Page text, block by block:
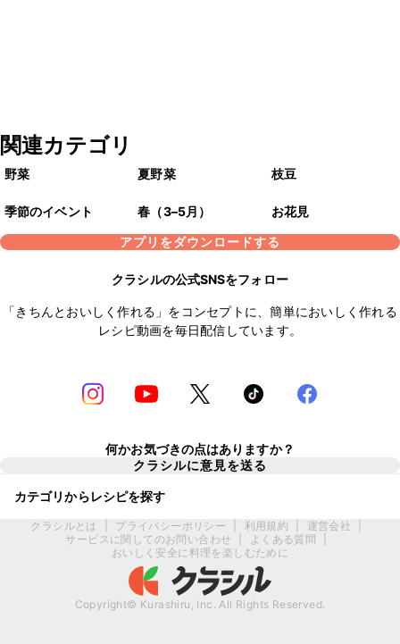
関連カテゴリ
野菜 夏野菜 枝豆
季節のイベント 春（3–5月）
お花見
アプリをダウンロードする
クラシルの公式SNSをフォロー
「きちんとおいしく作れる」をコンセプトに、簡単においしく作れる
レシピ動画を毎日配信しています。
何かお気づきの点はありますか？
クラシルに意見を送る
カテゴリからレシピを探す
クラシルとは プライバシーポリシー 利用規約 運営会社
サービスに関してのお問い合わせ
よくある質問
おいしく安全に料理を楽しむために
Copyright© Kurashiru, Inc. All Rights Reserved.